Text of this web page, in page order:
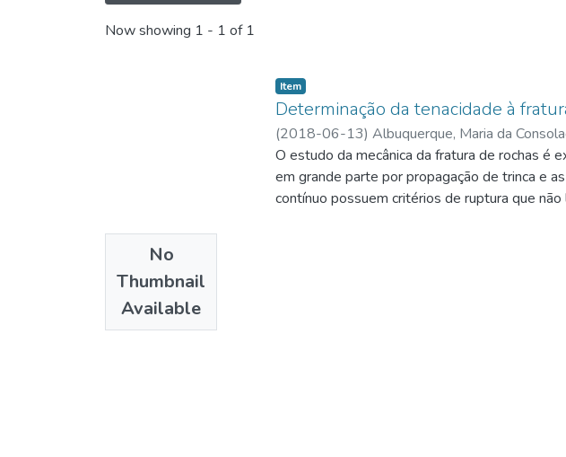
Now showing 1 - 1 of 1
No
Thumbnail
Available
Item
Determinação da tenacidade à
(2018-06-13) Albuquerque, Maria da
O estudo da mecânica da fratura de rochas é
em grande parte por propagação de trinca e
contínuo possuem critérios de ruptura que